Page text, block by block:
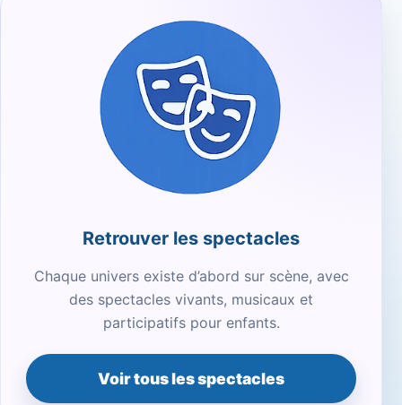
Retrouver les spectacles
Chaque univers existe d’abord sur scène, avec
des spectacles vivants, musicaux et
participatifs pour enfants.
Voir tous les spectacles